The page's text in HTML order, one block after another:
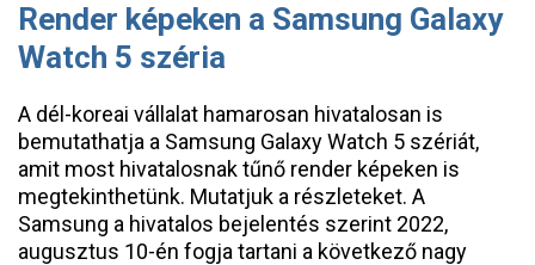
Render képeken a Samsung Galaxy
Watch 5 széria
A dél-koreai vállalat hamarosan hivatalosan is
bemutathatja a Samsung Galaxy Watch 5 szériát,
amit most hivatalosnak tűnő render képeken is
megtekinthetünk. Mutatjuk a részleteket. A
Samsung a hivatalos bejelentés szerint 2022,
augusztus 10-én fogja tartani a következő nagy